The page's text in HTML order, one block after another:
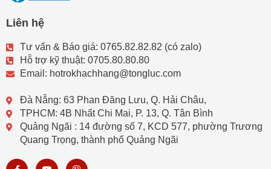
Liên hệ
Tư vấn & Báo giá: 0765.82.82.82 (có zalo)
Hỗ trợ kỹ thuật: 0705.80.80.80
Email: hotrokhachhang@tongluc.com
Đà Nẵng: 63 Phan Đăng Lưu, Q. Hải Châu,
TPHCM: 4B Nhất Chi Mai, P. 13, Q. Tân Bình
Quảng Ngãi : 14 đường số 7, KCD 577, phường Trương
Quang Trọng, thành phố Quảng Ngãi
F
Y
V